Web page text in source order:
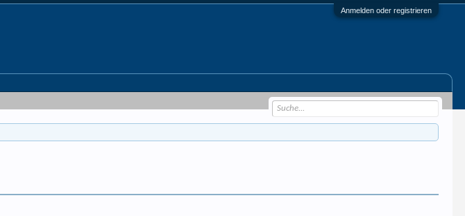
Anmelden oder registrieren